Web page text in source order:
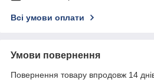
Всі умови оплати
Умови повернення
Повернення товару впродовж 14